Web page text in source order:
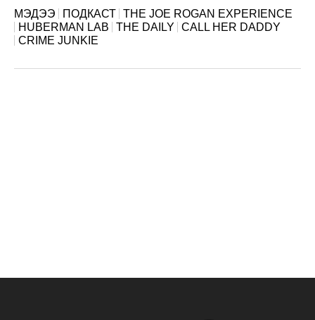
МЭДЭЭ ПОДКАСТ THE JOE ROGAN EXPERIENCE
HUBERMAN LAB
THE DAILY
CALL HER DADDY
CRIME JUNKIE